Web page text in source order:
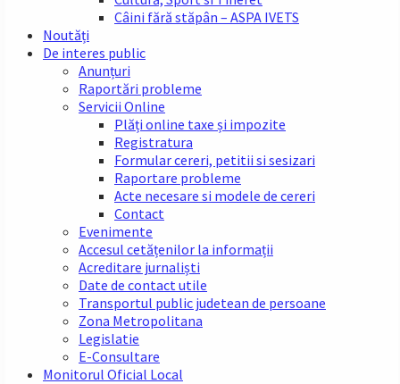
Câini fără stăpân – ASPA IVETS
Noutăți
De interes public
Anunțuri
Raportări probleme
Servicii Online
Plăți online taxe și impozite
Registratura
Formular cereri, petitii si sesizari
Raportare probleme
Acte necesare si modele de cereri
Contact
Evenimente
Accesul cetățenilor la informații
Acreditare jurnaliști
Date de contact utile
Transportul public judetean de persoane
Zona Metropolitana
Legislatie
E-Consultare
Monitorul Oficial Local